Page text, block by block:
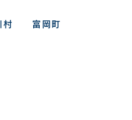
富岡町